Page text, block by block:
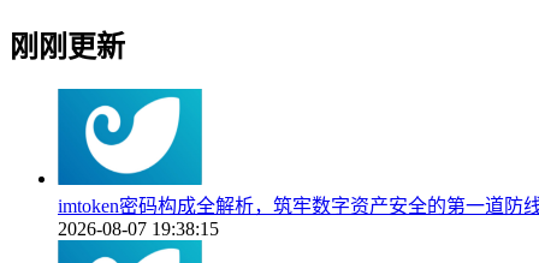
刚刚更新
imtoken密码构成全解析，筑牢数字资产安全的第一道防
2026-08-07 19:38:15